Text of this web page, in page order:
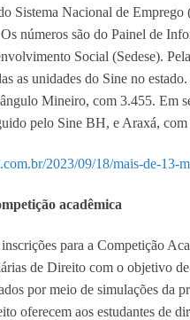
Sistema Nacional de
números são do Painel de
Social (Sedese).
as unidades do Sine no
Mineiro, com 3.455. Em
pelo Sine BH, e Araxá,
2023/09/18/mais-de-13-
acadêmica
inscrições para a Competição
de Direito com o objetivo
por meio de simulações da
oferecem aos estudantes de